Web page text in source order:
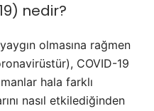
nedir?
olmasına rağmen
COVID-19
hala farklı
nasıl etkilediğinden